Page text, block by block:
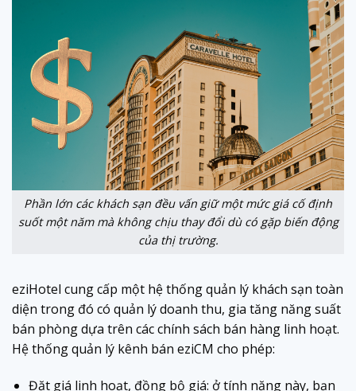
Phần lớn các khách sạn đều vấn giữ một mức giá cố định
suốt một năm mà không chịu thay đổi dù có gặp biến động
của thị trường.
eziHotel cung cấp một hệ thống quản lý khách sạn toàn
diện trong đó có quản lý doanh thu, gia tăng năng suất
bán phòng dựa trên các chính sách bán hàng linh hoạt.
Hệ thống quản lý kênh bán eziCM cho phép:
Đặt giá linh hoạt, đồng bộ giá: ở tính năng này, bạn